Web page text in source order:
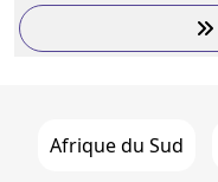
Afrique du Sud